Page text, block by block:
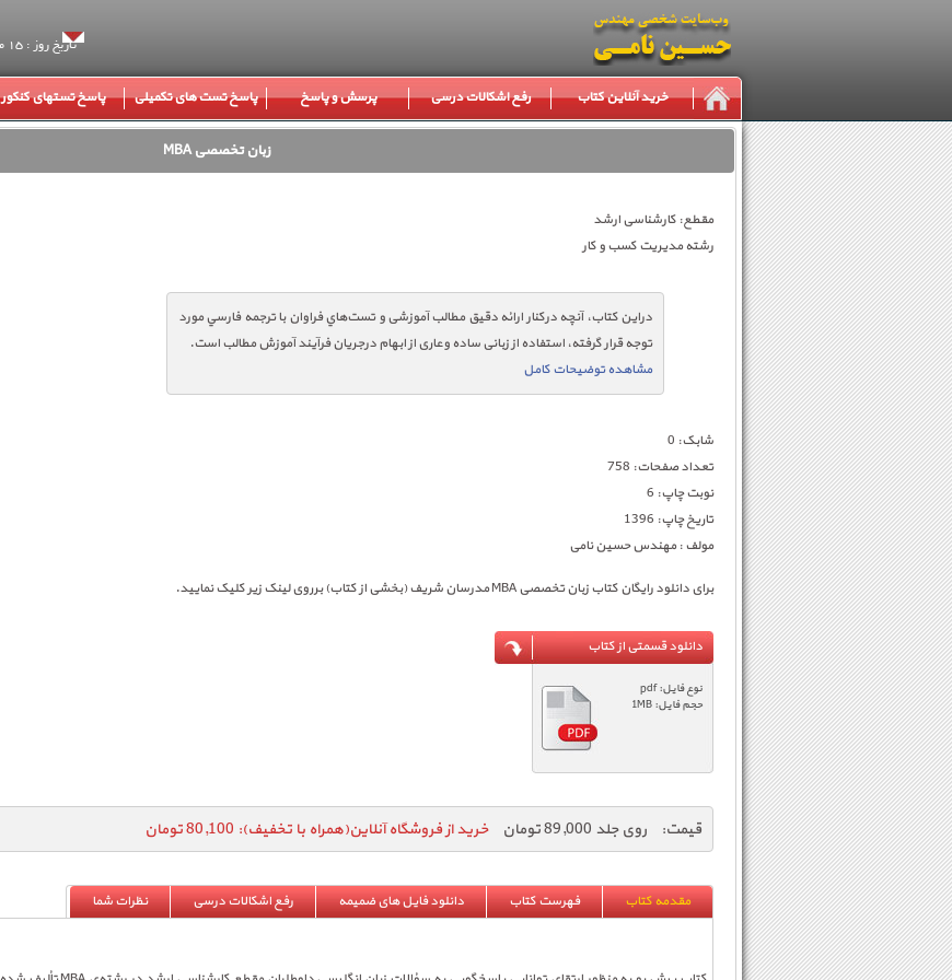
تاریخ روز : 15 مرداد ماه 1405
خرید آنلاین کتاب رفع اشکالات درسی پرسش و پاسخ پاسخ تست های تکمیلی پاسخ تستهای کنکور
زبان تخصصی MBA
مقطع: کارشناسی ارشد
رشته مدیریت کسب و کار
دراین کتاب، آنچه درکنار ارائه‌ دقیق مطالب آموزشی و تست‌هاي فراوان با ترجمه فارسي مورد
توجه قرار گرفته، استفاده از زبانی ساده وعاری از ابهام درجریان فرآیند آموزش مطالب است.
مشاهده توضیحات کامل
شابک: 0
تعداد صفحات: 758
نوبت چاپ: 6
تاریخ چاپ: 1396
مولف : مهندس حسین نامی
برای دانلود رایگان کتاب زبان تخصصی MBA مدرسان شریف (بخشی از کتاب) برروی لینک زیر کلیک نمایید.
دانلود قسمتی از کتاب
نوع فایل: pdf
حجم فایل: 1MB
قیمت: روی جلد 89,000 تومان خرید از فروشگاه آنلاین(همراه با تخفیف): 80,100 تومان
مقدمه کتاب فهرست کتاب دانلود فایل های ضمیمه رفع اشکالات درسی نظرات شما